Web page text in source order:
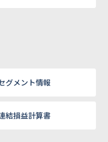
グメント情報
結損益計算書